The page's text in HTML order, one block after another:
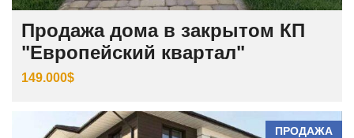
Продажа дома в закрытом КП
"Европейский квартал"
149.000$
ПРОДАЖА